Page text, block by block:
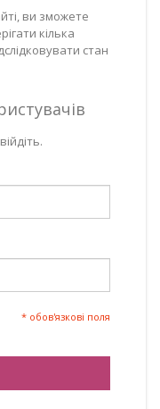
ви зможете
кілька
стан
* обов'язкові поля